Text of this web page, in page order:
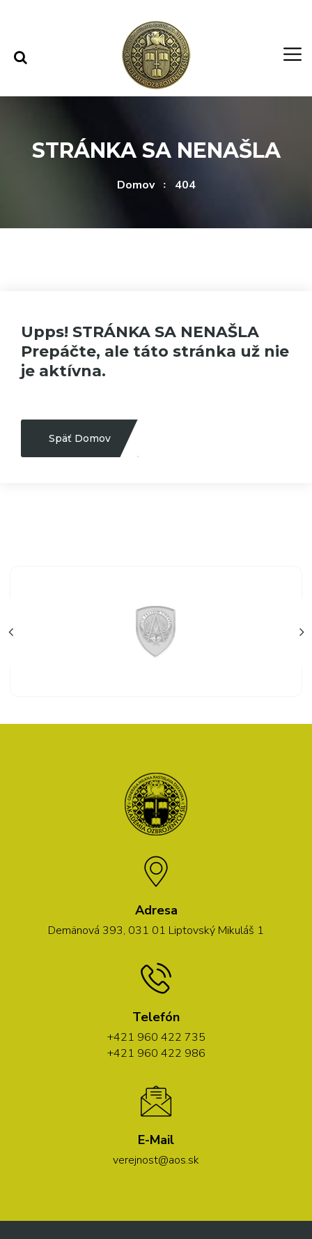
STRÁNKA SA NENAŠLA
Domov 404
Upps! STRÁNKA SA NENAŠLA
Prepáčte, ale táto stránka už nie
je aktívna.
Späť Domov
Adresa
Demänová 393, 031 01 Liptovský Mikuláš 1
Telefón
+421 960 422 735
+421 960 422 986
E-Mail
verejnost@aos.sk